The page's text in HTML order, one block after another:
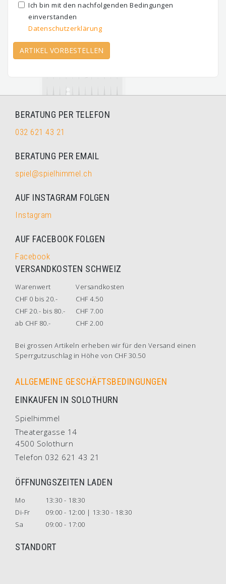
Ich bin mit den nachfolgenden Bedingungen
einverstanden
Datenschutzerklärung
ARTIKEL VORBESTELLEN
BERATUNG PER TELEFON
032 621 43 21
BERATUNG PER EMAIL
spiel@spielhimmel.ch
AUF INSTAGRAM FOLGEN
Instagram
AUF FACEBOOK FOLGEN
Facebook
VERSANDKOSTEN SCHWEIZ
Warenwert
Versandkosten
CHF 0 bis 20.-
CHF 4.50
CHF 20.- bis 80.-
CHF 7.00
ab CHF 80.-
CHF 2.00
Bei grossen Artikeln erheben wir für den Versand einen
Sperrgutzuschlag in Höhe von CHF 30.50
ALLGEMEINE GESCHÄFTSBEDINGUNGEN
EINKAUFEN IN SOLOTHURN
Spielhimmel
Theatergasse 14
4500 Solothurn
Telefon 032 621 43 21
ÖFFNUNGSZEITEN LADEN
Mo
13:30 - 18:30
Di-Fr
09:00 - 12:00 | 13:30 - 18:30
Sa
09:00 - 17:00
STANDORT